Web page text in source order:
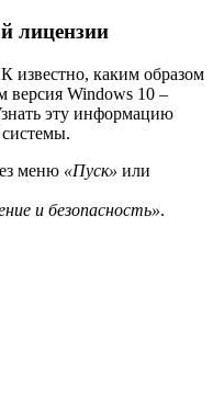
лицензии
известно, каким образом
версия Windows 10 –
эту информацию
меню «Пуск» или
и безопасность».